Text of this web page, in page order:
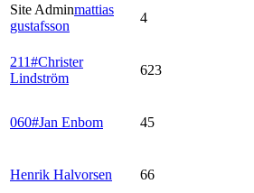
Site Adminmattias
gustafsson
4
211#Christer
Lindström
623
060#Jan Enbom 45
Henrik Halvorsen 66